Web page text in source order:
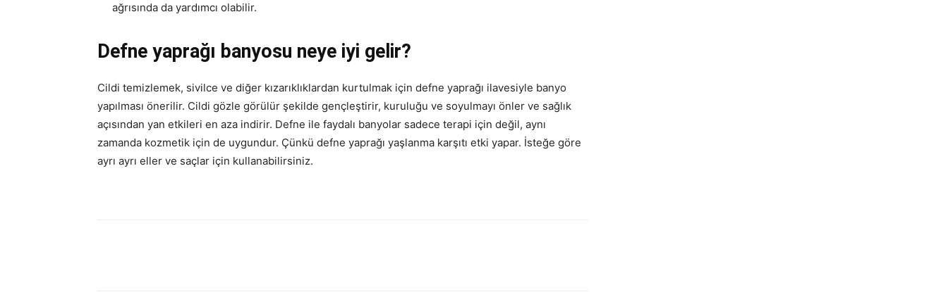
ağrısında da yardımcı olabilir.
Defne yaprağı banyosu neye iyi gelir?
Cildi temizlemek, sivilce ve diğer kızarıklıklardan kurtulmak için defne yaprağı ilavesiyle banyo
yapılması önerilir. Cildi gözle görülür şekilde gençleştirir, kuruluğu ve soyulmayı önler ve sağlık
açısından yan etkileri en aza indirir. Defne ile faydalı banyolar sadece terapi için değil, aynı
zamanda kozmetik için de uygundur. Çünkü defne yaprağı yaşlanma karşıtı etki yapar. İsteğe göre
ayrı ayrı eller ve saçlar için kullanabilirsiniz.